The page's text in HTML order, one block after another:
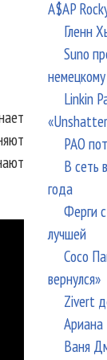
A$AP
Гленн
Suno
Linkin
РАО
В сеть
года
Ферги
лучшей
Сосо
вернулся»
Zivert
Ариана
Ваня